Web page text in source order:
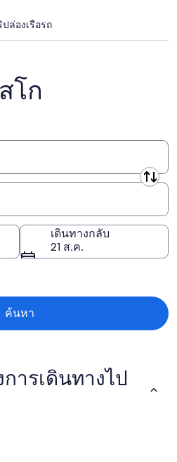
ล่องเรือรถ
โก
เดินทางกลับ
21 ส.ค.
ค้นหา
ารเดินทางไป